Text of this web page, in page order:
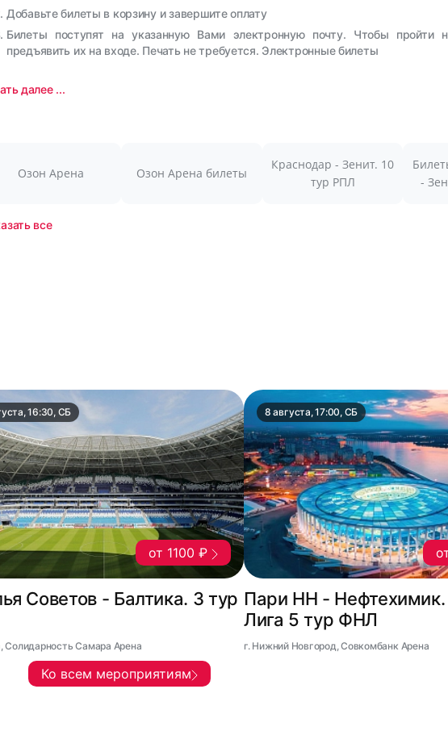
Добавьте билеты в корзину и завершите оплату
Билеты поступят на указанную Вами электронную почту. Чтобы пройти
предъявить их на входе. Печать не требуется. Электронные билеты
далее ...
Озон Арена Озон Арена билеты
Краснодар - Зенит. 10
тур РПЛ
-
все
16:30, СБ
от 1100 ₽
Советов - Балтика. 3 тур
Солидарность Самара Арена
8 августа, 17:00, СБ
Пари НН - Нефтехимик.
Лига 5 тур ФНЛ
г. Нижний Новгород, Совкомбанк Арена
Ко всем мероприятиям